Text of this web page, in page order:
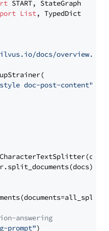
List, TypedDict
docs/overview.md"
doc-post-content"
answering
prompt")